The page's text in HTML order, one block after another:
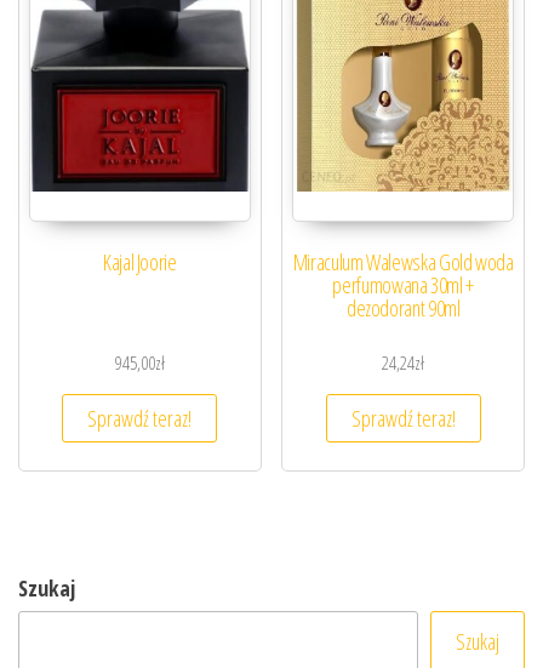
Kajal Joorie
945,00zł
Sprawdź teraz!
Miraculum Walewska Gold woda
perfumowana 30ml +
dezodorant 90ml
24,24zł
Sprawdź teraz!
Szukaj
Szukaj